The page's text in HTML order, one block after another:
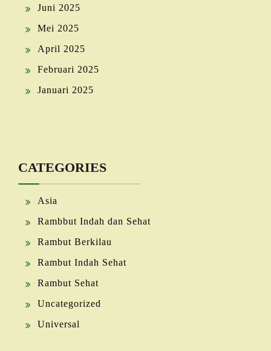
Juni 2025
Mei 2025
April 2025
Februari 2025
Januari 2025
CATEGORIES
Asia
Rambbut Indah dan Sehat
Rambut Berkilau
Rambut Indah Sehat
Rambut Sehat
Uncategorized
Universal